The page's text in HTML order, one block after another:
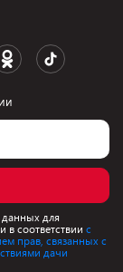
для
соответствии с
прав, связанных с
дачи